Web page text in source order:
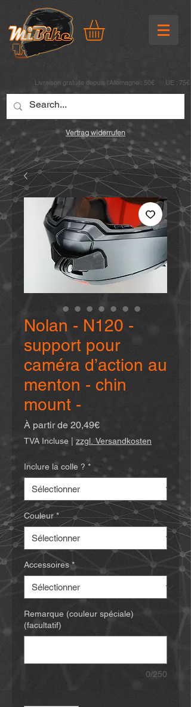
Livraison gratuite depuis l’Allemagne : 50€ UE : 75€
Vertrag widerrufen
Nolan - N120 -
support pour
caméra d’action au
menton - chin
mount -
À partir de 20,49€Prix
promotionnel
TVA Incluse zzgl. Versandkosten
Inclure la colle ? *
Couleur *
Accessoires *
Remarque (couleur spéciale)
(facultatif)
0/250